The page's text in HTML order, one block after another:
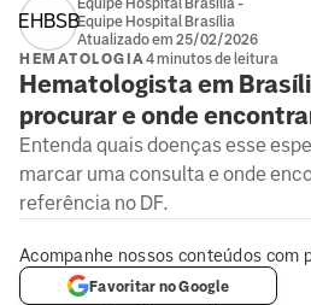
EHBSBEquipe Hospital Brasília
Atualizado em 25/02/2026
HEMATOLOGIA4 minutos de leitura
Hematologista em
procurar e onde
Entenda quais doenças esse
marcar uma consulta e onde
referência no DF.
Acompanhe nossos conteúdos com
Favoritar no Google